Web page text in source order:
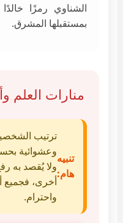
الشناوي رمزًا
بمستقبلها المشرق.
منارات العلم
تنبيه
هام:
ترتيب
وعشوائية
ولا يُقصد به
أخرى، فجميع
واحترام.